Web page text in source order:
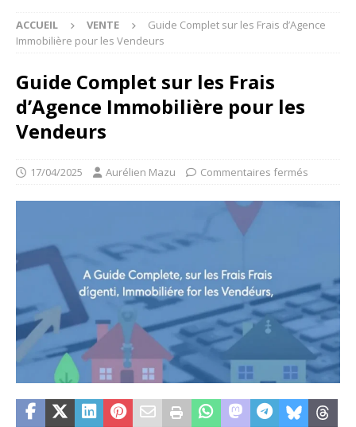
ACCUEIL VENTE
Guide Complet sur les Frais d’Agence
Immobilière pour les Vendeurs
Guide Complet sur les Frais
d’Agence Immobilière pour les
Vendeurs
17/04/2025 Aurélien Mazu Commentaires fermés